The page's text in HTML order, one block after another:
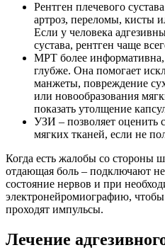
Рентген плечевого
артроз, переломы, кисты
Если у человека
сустава, рентген чаще
МРТ более информативна,
глубже. Она помогает
манжеты, повреждение
или новообразования
показать утолщение
УЗИ – позволяет оценить
мягких тканей, если не
Когда есть жалобы со стороны
отдающая боль – подключают
состояние нервов и при
электронейромиографию,
проходят импульсы.
Лечение